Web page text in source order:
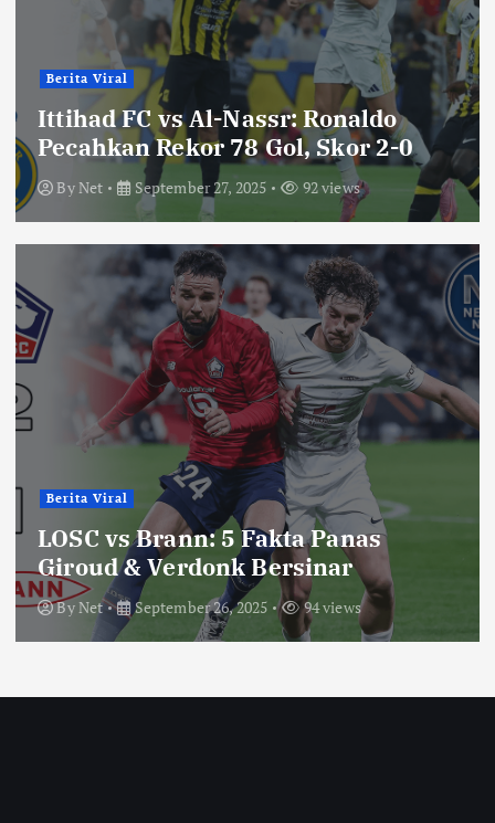
Berita Viral
Ittihad FC vs Al-Nassr: Ronaldo
Pecahkan Rekor 78 Gol, Skor 2-0
ByNet September 27, 2025 92 views
Berita Viral
LOSC vs Brann: 5 Fakta Panas
Giroud & Verdonk Bersinar
ByNet September 26, 2025 94 views